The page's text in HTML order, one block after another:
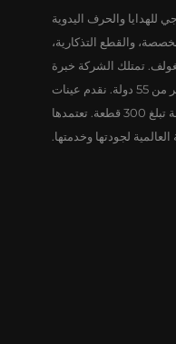
والحرف اليدوية
والقطع التذكارية،
تمتلك الشركة خبرة
تزيد عن 15 عامًا، وتصدّر إلى أكثر من 55 دولة. نقدم عينات
مجانية، وبكمية طلب حد أدنى منخفضة تبلغ 300 قطعة. تعتمدها
العالمية لجودتها وخدمتها.